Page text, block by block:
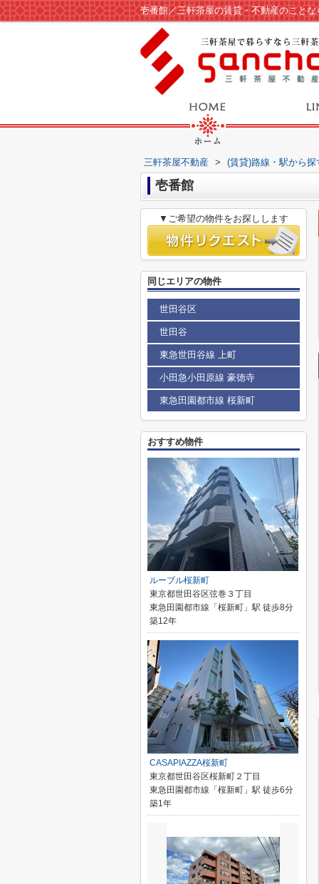
壱番館／三軒茶屋の賃貸・不動産のこと
三軒茶屋不動産 > (賃貸)路線・駅から探
壱番館
▼ご希望の物件をお探しします
同じエリアの物件
世田谷区
世田谷
東急世田谷線 上町
小田急小田原線 豪徳寺
東急田園都市線 桜新町
おすすめ物件
ルーブル桜新町
東京都世田谷区弦巻３丁目
東急田園都市線「桜新町」駅 徒歩8分
築12年
CASAPIAZZA桜新町
東京都世田谷区桜新町２丁目
東急田園都市線「桜新町」駅 徒歩6分
築1年